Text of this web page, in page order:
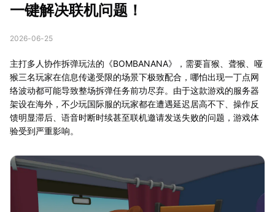
一键解决联机问题！
2026-06-25
主打多人协作拆弹玩法的《BOMBANANA》，需要盲猴、聋猴、哑
猴三名玩家在信息传递受限的场景下极致配合，哪怕出现一丁点网
络波动都可能导致整场拆弹任务前功尽弃。由于这款游戏的服务器
架设在海外，不少玩国际服的玩家都在遭遇延迟居高不下、操作反
馈明显滞后、语音时断时续甚至联机邀请发送失败的问题，游戏体
验受到严重影响。